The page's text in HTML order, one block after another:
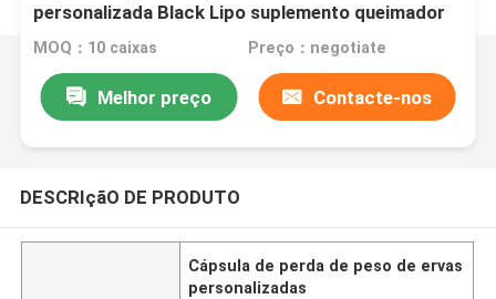
personalizada Black Lipo suplemento queimador
de gordura
MOQ：10 caixas Preço：negotiate
Melhor preço Contacte-nos
DESCRIçãO DE PRODUTO
Cápsula de perda de peso de ervas
personalizadas